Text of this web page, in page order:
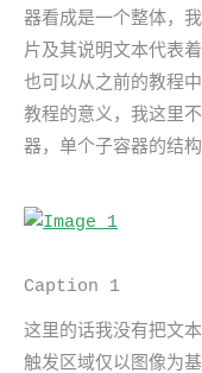
器看成是一个整体，
片及其说明文本代表
也可以从之前的教程
教程的意义，我这里
器，单个子容器的结构
Caption 1
这里的话我没有把文
触发区域仅以图像为